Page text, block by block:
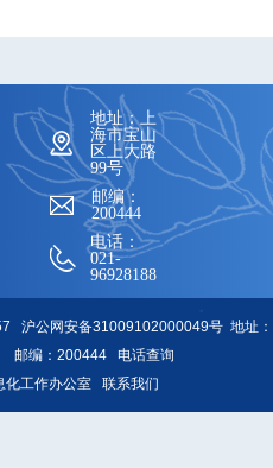
地址：上
海市宝山
区上大路
99号
邮编：
200444
电话：
021-
96928188
沪公网安备31009102000049号地址：
邮编：200444 电话查询
化工作办公室 联系我们